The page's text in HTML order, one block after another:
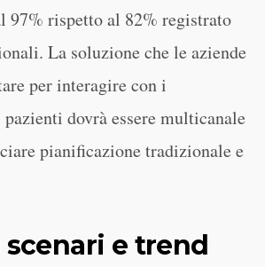
97% rispetto al 82% registrato
La soluzione che le aziende
per interagire con i
dovrà essere multicanale
pianificazione tradizionale e
scenari e trend